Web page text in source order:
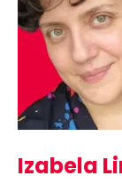
Izabela